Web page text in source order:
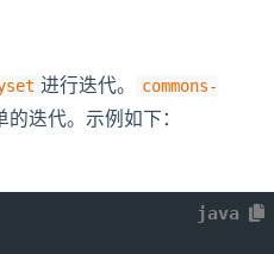
进行迭代。
commons-
的迭代。示例如下：
java